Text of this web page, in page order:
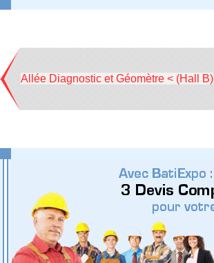
Allée Diagnostic et Géomètre < (Hall B)